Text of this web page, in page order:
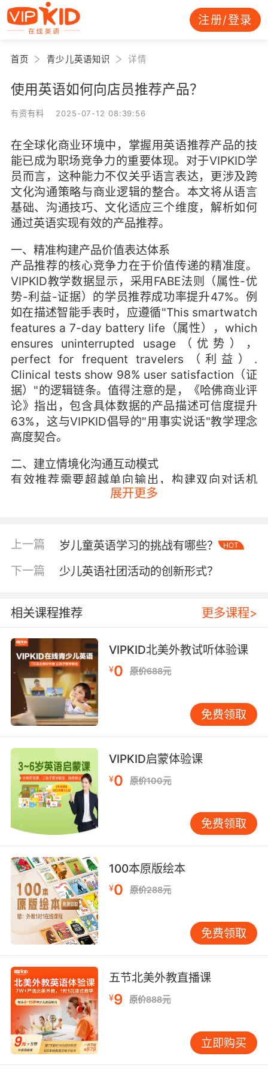
注册/登录
首页 青少儿英语知识 详情
使用英语如何向店员推荐产品？
有资有料 2025-07-12 08:39:56
在全球化商业环境中，掌握用英语推荐产品的技
能已成为职场竞争力的重要体现。对于VIPKID学
员而言，这种能力不仅关乎语言表达，更涉及跨
文化沟通策略与商业逻辑的整合。本文将从语言
基础、沟通技巧、文化适应三个维度，解析如何
通过英语实现有效的产品推荐。
一、精准构建产品价值表达体系
产品推荐的核心竞争力在于价值传递的精准度。
VIPKID教学数据显示，采用FABE法则（属性-优
势-利益-证据）的学员推荐成功率提升47%。例
如在描述智能手表时，应遵循"This smartwatch
features a 7-day battery life（属性），which
ensures uninterrupted usage（优势），
perfect for frequent travelers（利益）.
Clinical tests show 98% user satisfaction（证
据）"的逻辑链条。值得注意的是，《哈佛商业评
论》指出，包含具体数据的产品描述可信度提升
63%，这与VIPKID倡导的"用事实说话"教学理念
高度契合。
二、建立情境化沟通互动模式
有效推荐需要超越单向输出，构建双向对话机
制。斯坦福大学消费行为研究显示，互动式推荐
value most?）开启对话，随即通过"正好这款设
奖"（Coincidentally, this device's noise-
值嫁接。VIPKID情景教学法强调的"问题引导-解
决方案"话术结构，能显著增强推荐说服力。
三、破解跨文化认知差异壁垒
《跨文化营销白皮书》揭示，68%的推荐失败源
于文化误判。面对欧美客户需强调个人价值主
张，如"This eco-packaging reduces your
carbon footprint by 30%"；而亚洲市场更关注
集体效益，可表述为"Group purchases enjoy
exclusive discounts"。VIPKID文化对比课程指
出，英美消费者偏好直接利益陈述，东南亚客户
则重视社交认同，这要求推荐者具备动态调整话
术的能力。
在VIPKID教学实践中，我们创新推出"三维推荐
力"培养模型：通过200+小时情景对话夯实语言
基础，借助商业案例库训练价值提炼能力，依托
跨文化项目提升语境适配度。最新跟踪数据显
示，完成该体系的学员在模拟销售场景中的转化
率达到行业平均水平的2.3倍。
掌握英语产品推荐的本质，是培养全球化商业思
维的过程。VIPKID建议学习者构建"语言能力×行
场景化训练，将推荐话术转化为创造价值的沟通
艺术。未来研究可深入探索AI辅助推荐系统的人
性化设计，在科技赋能时代延续人文沟通的温
度。
展开更多
上一篇 岁儿童英语学习的挑战有哪些？ HOT
下一篇 少儿英语社团活动的创新形式？
相关课程推荐 更多课程>
VIPKID北美外教试听体验课
¥0 原价688元
免费领取
VIPKID启蒙体验课
¥0 原价100元
免费领取
100本原版绘本
¥0 原价288元
免费领取
五节北美外教直播课
¥9 原价888元
立即购买